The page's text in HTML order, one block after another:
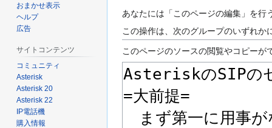
ナ
ビ
ゲ
ー
シ
ョ
ン
検
索
に
移
動
あなたには「このページの編集」を行
この操作は、次のグループのいずれか
このページのソースの閲覧やコピーが
おまかせ表示
ヘルプ
広告
サイトコンテンツ
コミュニティ
Asterisk
Asterisk 20
Asterisk 22
IP電話機
購入情報